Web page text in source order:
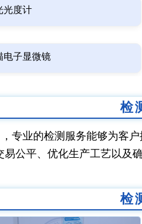
光度计
电子显微镜
检
专业的检测服务能够为客
公平、优化生产工艺以
检